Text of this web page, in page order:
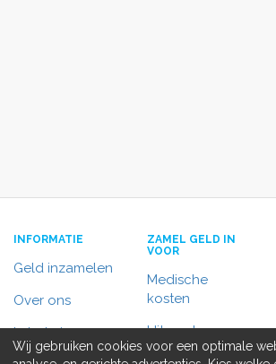
INFORMATIE
Geld inzamelen
Over ons
In het nieuws
ZAMEL GELD IN
VOOR
Medische
kosten
Uitvaart
Wij gebruiken cookies voor een optimale